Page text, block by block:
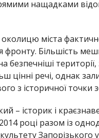
нащадками
міста
фронту. Більшість
безпечніші
цінні речі, однак
з історичної точки
– історик і
році разом із
Запорізького